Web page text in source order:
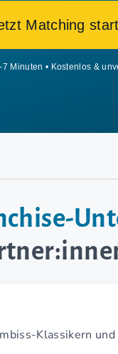
Matching
7 Minuten • Kostenlos &
Klassikern